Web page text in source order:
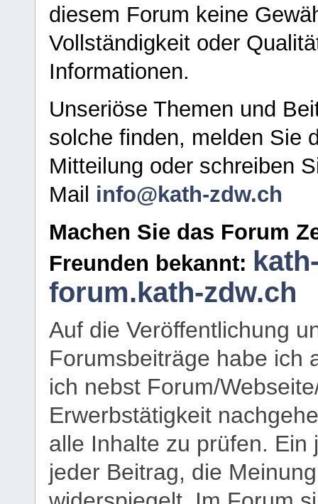
diesem Forum keine
Vollständigkeit oder
Informationen.
Unseriöse Themen und
solche finden, melden Sie
Mitteilung oder schreiben
Mail info@kath-zdw.ch
Machen Sie das Forum
Freunden bekannt:
forum.kath-zdw.ch
Auf die Veröffentlichung
Forumsbeiträge habe ich
ich nebst Forum/
Erwerbstätigkeit
alle Inhalte zu prüfen.
jeder Beitrag, die